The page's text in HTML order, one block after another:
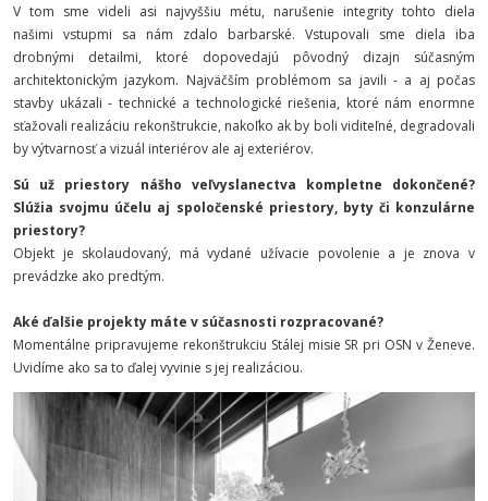
V tom sme videli asi najvyššiu métu, narušenie integrity tohto diela
našimi vstupmi sa nám zdalo barbarské. Vstupovali sme diela iba
drobnými detailmi, ktoré dopovedajú pôvodný dizajn súčasným
architektonickým jazykom. Najväčším problémom sa javili - a aj počas
stavby ukázali - technické a technologické riešenia, ktoré nám enormne
sťažovali realizáciu rekonštrukcie, nakoľko ak by boli viditeľné, degradovali
by výtvarnosť a vizuál interiérov ale aj exteriérov.
Sú už priestory nášho veľvyslanectva kompletne dokončené?
Slúžia svojmu účelu aj spoločenské priestory, byty či konzulárne
priestory?
Objekt je skolaudovaný, má vydané užívacie povolenie a je znova v
prevádzke ako predtým.
Aké ďalšie projekty máte v súčasnosti rozpracované?
Momentálne pripravujeme rekonštrukciu Stálej misie SR pri OSN v Ženeve.
Uvidíme ako sa to ďalej vyvinie s jej realizáciou.